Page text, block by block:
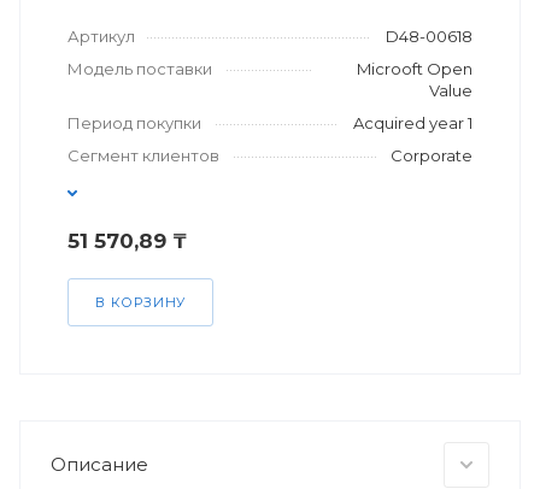
Артикул
D48-00618
Модель поставки
Microoft Open
Value
Период покупки
Acquired year 1
Сегмент клиентов
Corporate
51 570,89 ₸
В КОРЗИНУ
Описание